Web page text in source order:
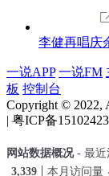
李健再唱庆
一说APP 一说FM
板 控制台
Copyright © 2022,
| 粤ICP备
网站数据概况 - 最近
3,339
本月访问量